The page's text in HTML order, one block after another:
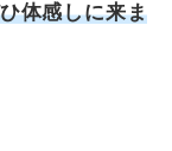
体感しに来ま